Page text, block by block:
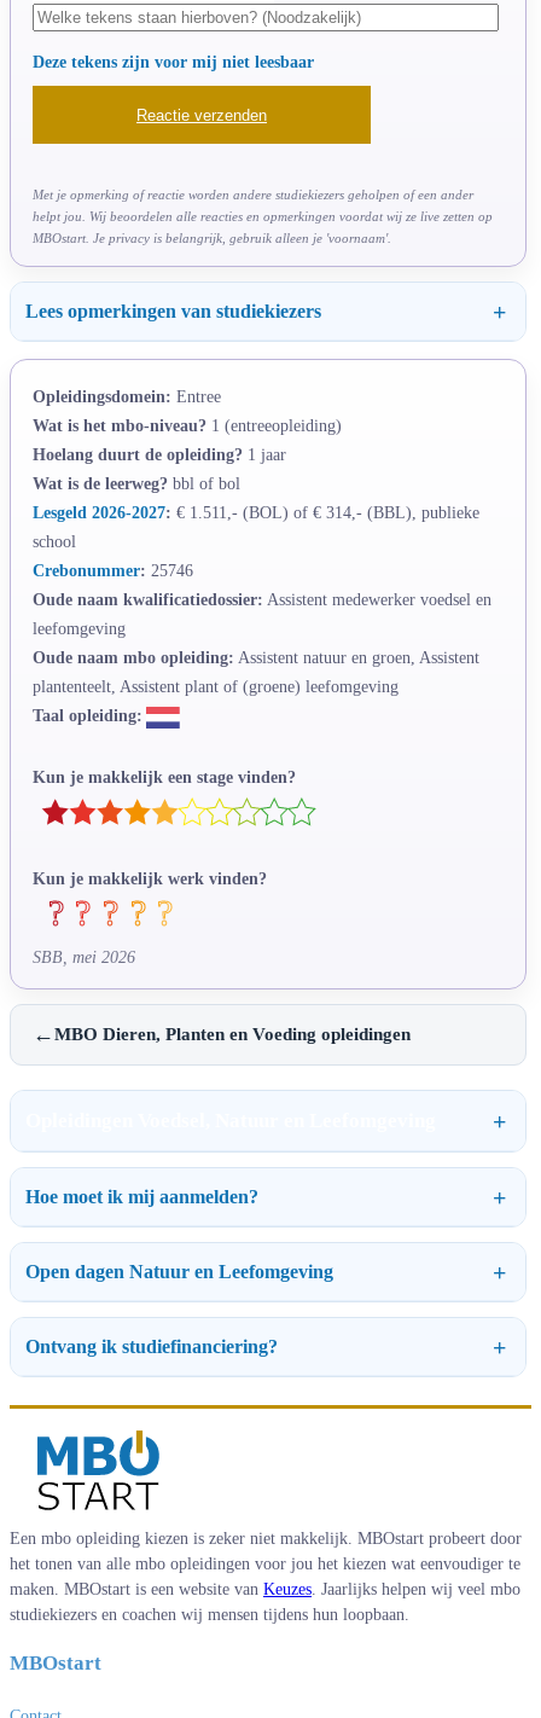
Deze tekens zijn voor mij niet leesbaar
Met je opmerking of reactie worden andere studiekiezers geholpen of een ander
helpt jou. Wij beoordelen alle reacties en opmerkingen voordat wij ze live zetten op
MBOstart. Je privacy is belangrijk, gebruik alleen je 'voornaam'.
Lees opmerkingen van studiekiezers
Opleidingsdomein: Entree
Wat is het mbo-niveau? 1 (entreeopleiding)
Hoelang duurt de opleiding? 1 jaar
Wat is de leerweg? bbl of bol
Lesgeld 2026-2027: € 1.511,- (BOL) of € 314,- (BBL), publieke
school
Crebonummer: 25746
Oude naam kwalificatiedossier: Assistent medewerker voedsel en
leefomgeving
Oude naam mbo opleiding: Assistent natuur en groen, Assistent
plantenteelt, Assistent plant of (groene) leefomgeving
Taal opleiding:
Kun je makkelijk een stage vinden?
Kun je makkelijk werk vinden?
SBB, mei 2026
←MBO Dieren, Planten en Voeding opleidingen
Hoe moet ik mij aanmelden?
Open dagen Natuur en Leefomgeving
Ontvang ik studiefinanciering?
Een mbo opleiding kiezen is zeker niet makkelijk. MBOstart probeert door
het tonen van alle mbo opleidingen voor jou het kiezen wat eenvoudiger te
maken. MBOstart is een website van Keuzes . Jaarlijks helpen wij veel mbo
studiekiezers en coachen wij mensen tijdens hun loopbaan.
MBOstart